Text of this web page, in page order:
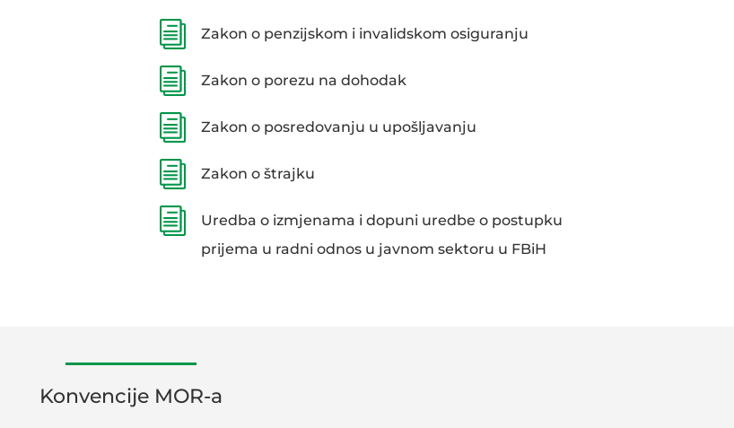
i Zakon o penzijskom i invalidskom osiguranju
i Zakon o porezu na dohodak
i Zakon o posredovanju u upošljavanju
i Zakon o štrajku
i
Uredba o izmjenama i dopuni uredbe o postupku
prijema u radni odnos u javnom sektoru u FBiH
Konvencije MOR-a